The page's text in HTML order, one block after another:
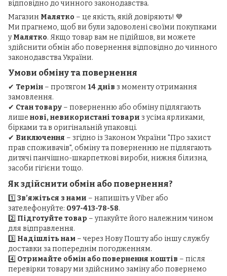
відповідно до чинного законодавства.
Магазин Малятко – це якість, якій довіряють! 💙
Ми прагнемо, щоб ви були задоволені своїми покупками
уМалятко. Якщо товар вам не підійшов, ви можете
здійснити обмін або повернення відповідно до чинного
законодавства України.
Умови обміну та повернення
✔ Термін – протягом 14 днів з моменту отримання
замовлення.
✔ Стан товару – поверненню або обміну підлягають
лише нові, невикористані товари з усіма ярликами,
бірками та в оригінальній упаковці.
✔ Виключення – згідно із Законом України "Про захист
прав споживачів", обміну та поверненню не підлягають
дитячі панчішно-шкарпеткові вироби, нижня білизна,
засоби гігієни тощо.
Як здійснити обмін або повернення?
1️⃣ Зв’яжіться з нами – напишіть у Viber або
зателефонуйте: 097-413-78-58.
2️⃣ Підготуйте товар – упакуйте його належним чином
для відправлення.
3️⃣ Надішліть нам – через Нову Пошту або іншу службу
доставки за попереднім погодженням.
4️⃣ Отримайте обмін або повернення коштів – після
перевірки товару ми здійснимо заміну або повернемо